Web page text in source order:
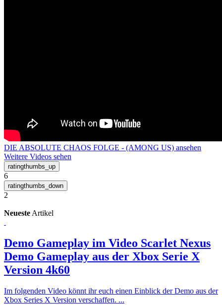
DIE ABSOLUTE CHAOS FOLGE - (AMONG US) ansehen
Weitere Videos sehen
6
2
Neueste Artikel
Demo Gameplay im Video Scarlet Nexus
Demo Gameplay aus der Xbox Serie X
Version 4k60
Im folgenden Video könnt ihr euch einen Einblick der Demo aus der
Xbox Series X Version verschaffen. ...